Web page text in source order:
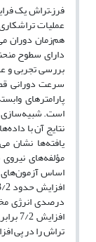
فرز–تراش یک
عملیات
هم‌زمان دوران
دارای سطوح
بررسی تجربی و
سرعت دورانی
پارامترهای
است. شبیه‌سازی
نتایج آن با
یافته‌ها نشان
مؤلفه‌های
اساس آزمون‌های
درصدی انرژی
تراش را در پی